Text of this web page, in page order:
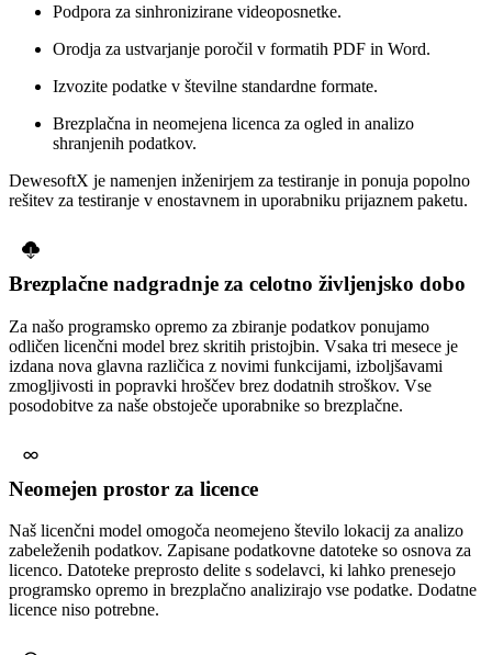
Podpora za sinhronizirane videoposnetke.
Orodja za ustvarjanje poročil v formatih PDF in Word.
Izvozite podatke v številne standardne formate.
Brezplačna in neomejena licenca za ogled in analizo
shranjenih podatkov.
DewesoftX je namenjen inženirjem za testiranje in ponuja popolno
rešitev za testiranje v enostavnem in uporabniku prijaznem paketu.
Brezplačne nadgradnje za celotno življenjsko dobo
Za našo programsko opremo za zbiranje podatkov ponujamo
odličen licenčni model brez skritih pristojbin. Vsaka tri mesece je
izdana nova glavna različica z novimi funkcijami, izboljšavami
zmogljivosti in popravki hroščev brez dodatnih stroškov. Vse
posodobitve za naše obstoječe uporabnike so brezplačne.
Neomejen prostor za licence
Naš licenčni model omogoča neomejeno število lokacij za analizo
zabeleženih podatkov. Zapisane podatkovne datoteke so osnova za
licenco. Datoteke preprosto delite s sodelavci, ki lahko prenesejo
programsko opremo in brezplačno analizirajo vse podatke. Dodatne
licence niso potrebne.